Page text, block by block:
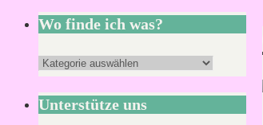
nach:
Wo finde ich was?
Wo
finde
ich
Unterstütze uns